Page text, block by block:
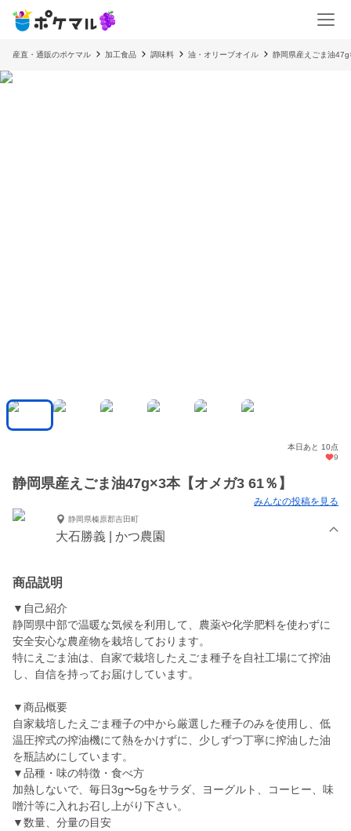
産直・通販のポケマル 加工食品 調味料 油・オリーブオイル 静岡県産えごま油
本日あと 10点
9
静岡県産えごま油47g×3本【オメガ3 61％】
みんなの投稿を見る
静岡県榛原郡吉田町
大石勝義 | かつ農園
商品説明
▼自己紹介
静岡県中部で温暖な気候を利用して、農薬や化学肥料を使わずに
安全安心な農産物を栽培しております。
特にえごま油は、自家で栽培したえごま種子を自社工場にて搾油
し、自信を持ってお届けしています。
▼商品概要
自家栽培したえごま種子の中から厳選した種子のみを使用し、低
温圧搾式の搾油機にて熱をかけずに、少しずつ丁寧に搾油した油
を瓶詰めにしています。
▼品種・味の特徴・食べ方
加熱しないで、毎日3g〜5gをサラダ、ヨーグルト、コーヒー、味
噌汁等に入れお召し上がり下さい。
▼数量、分量の目安